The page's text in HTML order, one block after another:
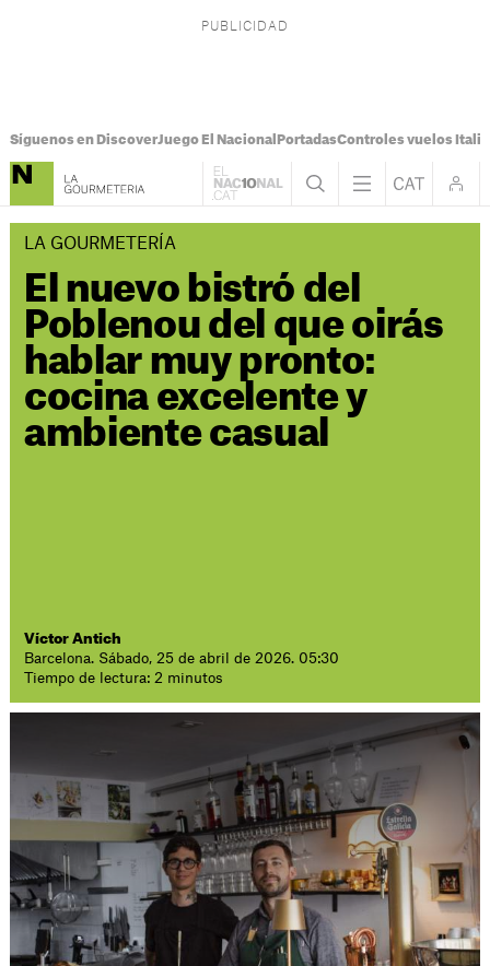
Síguenos en DiscoverJuego El Nacional PortadasControles vuelos Italia
LA GOURMETERÍA
El nuevo bistró del
Poblenou del que oirás
hablar muy pronto:
cocina excelente y
ambiente casual
Víctor Antich
Barcelona. Sábado, 25 de abril de 2026. 05:30
Tiempo de lectura: 2 minutos